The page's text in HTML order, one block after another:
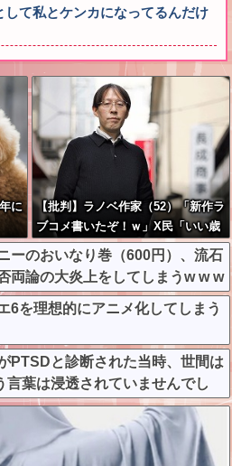
て私とケンカになってるんだけ
に
【批判】ラノベ作家（52）「新作ラ
ブコメ書いたぞ！ｗ」X民「いい歳
こいてラブコメ（笑）恥ずかしくな
いの？」←やめたれｗと話題に
ーのおいなり巻（600円）、流石
両論の大炎上をしてしまうw w w
6を理想的にアニメ化してしまう
PTSDと診断された当時、世間は
言葉は浸透されていませんでし